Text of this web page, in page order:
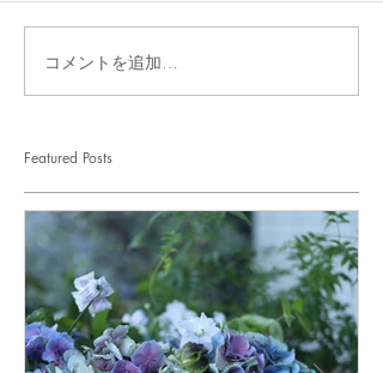
コメントを追加…
Featured Posts